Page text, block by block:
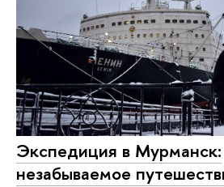
Экспедиция в Мурманск:
незабываемое